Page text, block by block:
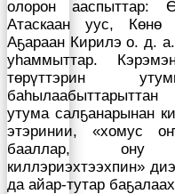
олорон ааспыттар:
Атаскаан уус,
Аҕараан Кирилэ о. д. а.
уһаммыттар.
төрүттэрин
утума салҕанарынан
этэринии, «хомус
бааллар, ону
киллэриэхтээхпин»
да айар-тутар